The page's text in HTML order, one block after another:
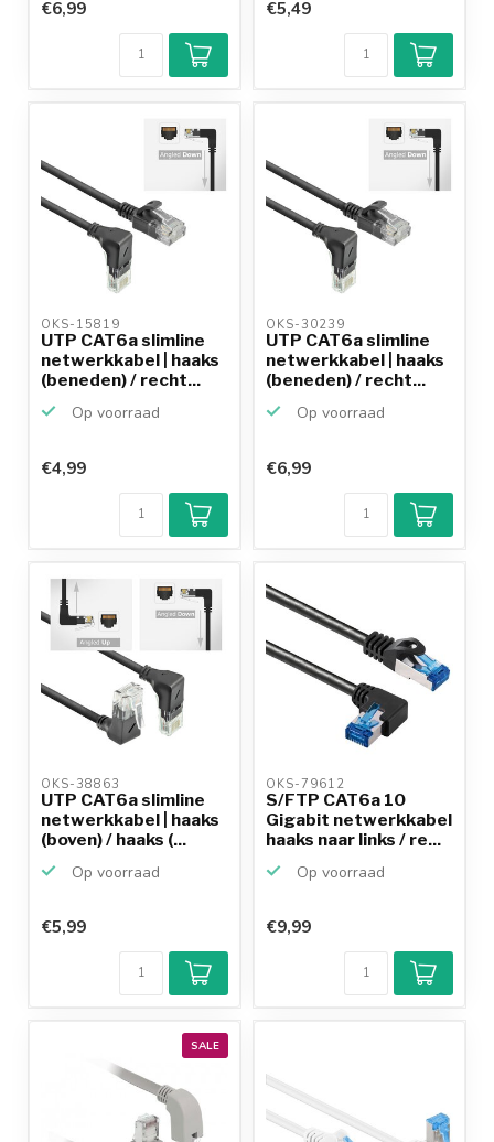
€6,99 €5,49
OKS-15819
UTP CAT6a slimline
netwerkkabel | haaks
(beneden) / recht...
Op voorraad
€4,99
OKS-30239
UTP CAT6a slimline
netwerkkabel | haaks
(beneden) / recht...
Op voorraad
€6,99
OKS-38863
UTP CAT6a slimline
netwerkkabel | haaks
(boven) / haaks (...
Op voorraad
€5,99
OKS-79612
S/FTP CAT6a 10
Gigabit netwerkkabel
haaks naar links / re...
Op voorraad
€9,99
SALE